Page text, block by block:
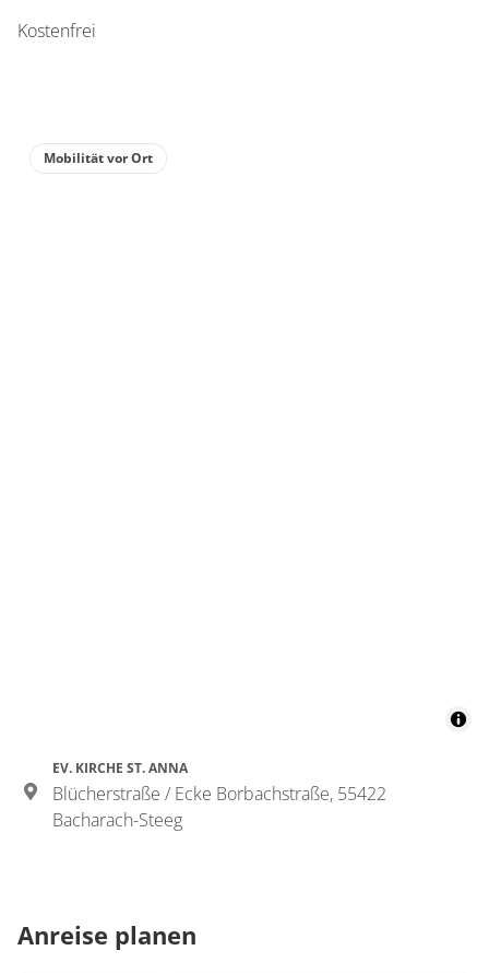
Kostenfrei
Mobilität vor Ort
EV. KIRCHE ST. ANNA
Blücherstraße / Ecke Borbachstraße, 55422
Bacharach-Steeg
Anreise planen